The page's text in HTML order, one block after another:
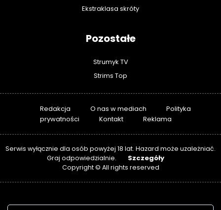
Ekstraklasa skróty
Pozostałe
Strumyk TV
Strims Top
Redakcja O nas w mediach
Polityka
prywatności
Kontakt Reklama
Serwis wyłącznie dla osób powyżej 18 lat. Hazard może uzależniać.
Graj odpowiedzialnie.
Szczegóły
Copyright © All rights reserved